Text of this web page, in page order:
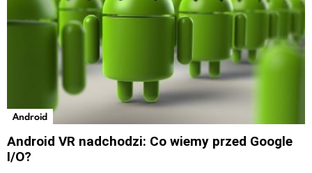
Android
Android VR nadchodzi: Co wiemy przed Google
I/O?